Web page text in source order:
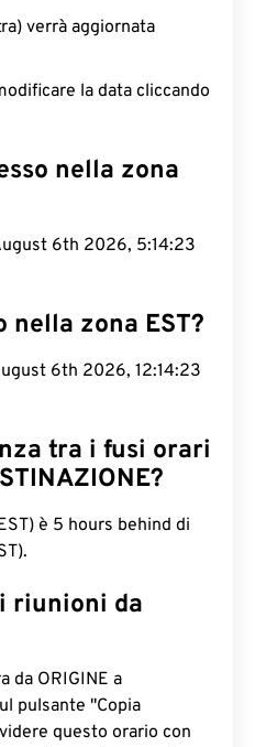
verrà aggiornata
la data cliccando
nella zona
6th 2026, 5:14:24
nella zona EST?
6th 2026, 12:14:24
tra i fusi orari
è 5 hours behind di
riunioni da
da ORIGINE a
pulsante "Copia
questo orario con